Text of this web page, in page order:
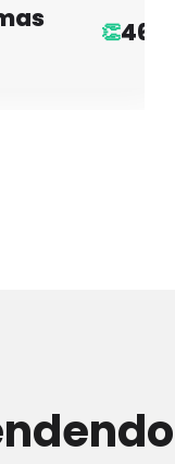
👏46